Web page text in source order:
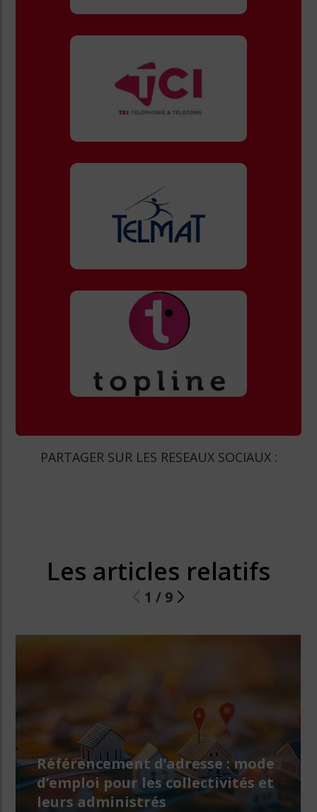
PARTAGER SUR LES RESEAUX SOCIAUX :
Les articles relatifs
1 / 9
Référencement d’adresse : mode
d’emploi pour les collectivités et
leurs administrés